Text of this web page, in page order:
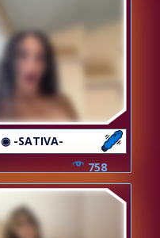
◉ -SATIVA-
758